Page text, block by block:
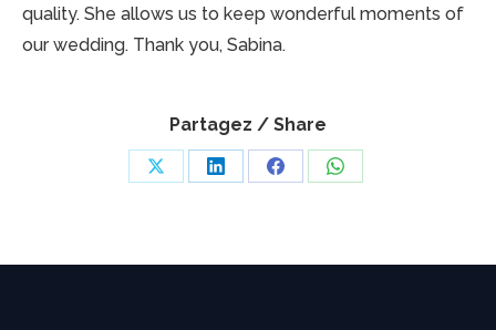
quality. She allows us to keep wonderful moments of
our wedding. Thank you, Sabina.
Partagez / Share
Share Share Share Share